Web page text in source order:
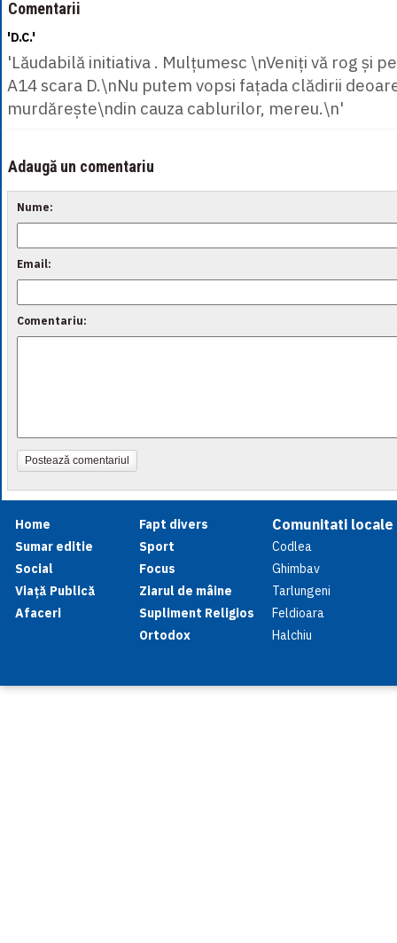
Comentarii
'D.C.'
'Lăudabilă initiativa . Mulțumesc \nVeniți vă rog și
A14 scara D.\nNu putem vopsi fațada clădirii
murdărește\ndin cauza cablurilor, mereu.\n'
Adaugă un comentariu
Nume:
Email:
Comentariu:
Postează comentariul
Home
Sumar editie
Social
Viață Publică
Afaceri
Fapt divers
Sport
Focus
Ziarul de mâine
Supliment Religios
Ortodox
Comunitati locale
Codlea
Ghimbav
Tarlungeni
Feldioara
Halchiu